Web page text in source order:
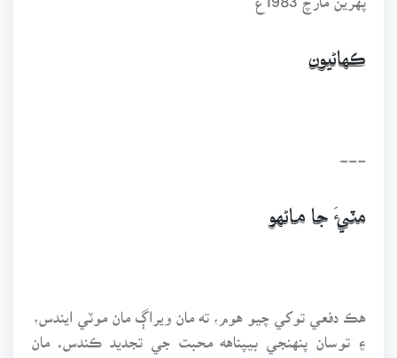
ڪهاڻيون
مٽيءَ جا ماڻهو
هڪ دفعي توکي چيو هوم، ته مان ويراڳ مان موٽي ايندس،
۽ توسان پنهنجي بيپناهه محبت جي تجديد ڪندس. مان